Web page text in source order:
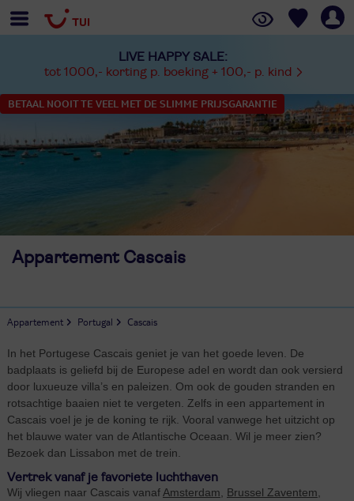
LIVE HAPPY SALE:
tot 1000,- korting p. boeking + 100,- p. kind
BETAAL NOOIT TE VEEL MET DE SLIMME PRIJSGARANTIE
Appartement Cascais
Appartement Portugal Cascais
In het Portugese Cascais geniet je van het goede leven. De
badplaats is geliefd bij de Europese adel en wordt dan ook versierd
door luxueuze villa’s en paleizen. Om ook de gouden stranden en
rotsachtige baaien niet te vergeten. Zelfs in een appartement in
Cascais voel je je de koning te rijk. Vooral vanwege het uitzicht op
het blauwe water van de Atlantische Oceaan. Wil je meer zien?
Bezoek dan Lissabon met de trein.
Vertrek vanaf je favoriete luchthaven
Wij vliegen naar Cascais vanaf Amsterdam Brussel Zaventem